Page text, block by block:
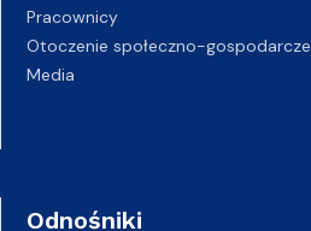
Pracownicy
Otoczenie społeczno-gospodarcze
Media
Odnośniki